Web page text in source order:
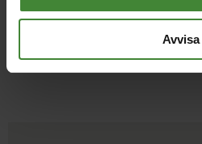
Avvisa
Dags för medlemsmöte